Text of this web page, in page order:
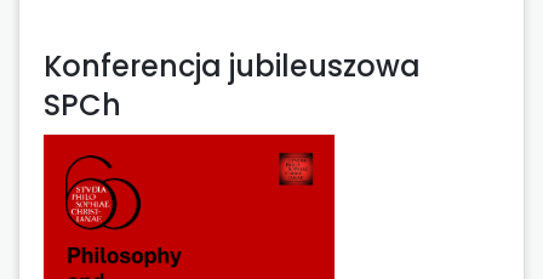
Konferencja jubileuszowa
SPCh